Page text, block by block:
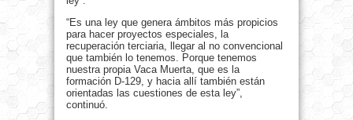
“Es una ley que genera ámbitos más propicios
para hacer proyectos especiales, la
recuperación terciaria, llegar al no convencional
que también lo tenemos. Porque tenemos
nuestra propia Vaca Muerta, que es la
formación D-129, y hacia allí también están
orientadas las cuestiones de esta ley”,
continuó.